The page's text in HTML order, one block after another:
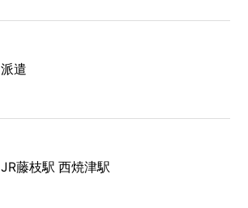
派遣
JR藤枝駅 西焼津駅